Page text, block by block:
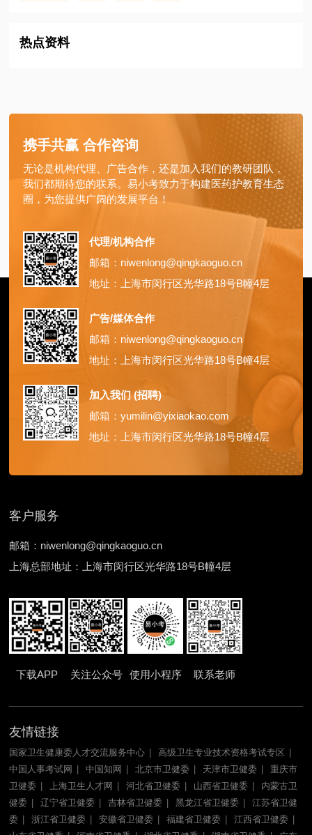
热点资料
携手共赢 合作咨询
无论是机构代理、广告合作，还是加入我们的教研团队，
我们都期待您的联系。易小考致力于构建医药护教育生态
圈，为您提供广阔的发展平台！
代理/机构合作
邮箱：niwenlong@qingkaoguo.cn
地址：上海市闵行区光华路18号B幢4层
广告/媒体合作
邮箱：niwenlong@qingkaoguo.cn
地址：上海市闵行区光华路18号B幢4层
加入我们 (招聘)
邮箱：yumilin@yixiaokao.com
地址：上海市闵行区光华路18号B幢4层
客户服务
邮箱：niwenlong@qingkaoguo.cn
上海总部地址：上海市闵行区光华路18号B幢4层
下载APP 关注公众号 使用小程序 联系老师
友情链接
国家卫生健康委人才交流服务中心
高级卫生专业技术资格考试专区
中国人事考试网
中国知网 北京市卫健委 天津市卫健委
重庆市
卫健委
上海卫生人才网 河北省卫健委 山西省卫健委
内蒙古卫
健委
辽宁省卫健委 吉林省卫健委 黑龙江省卫健委
江苏省卫健
委
浙江省卫健委 安徽省卫健委 福建省卫健委
江西省卫健委